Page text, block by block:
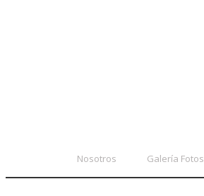
Nosotros Galería Fotos